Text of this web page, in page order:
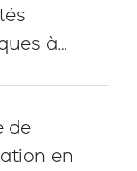
à
Croatie
de
en